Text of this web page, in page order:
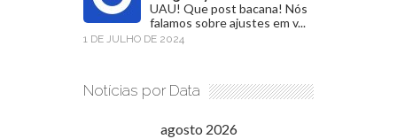
UAU! Que post bacana! Nós
falamos sobre ajustes em v...
1 DE JULHO DE 2024
Notícias por Data
agosto 2026